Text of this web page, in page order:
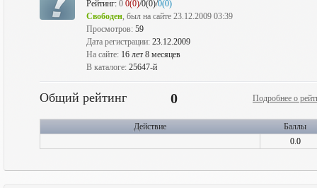
Рейтинг: 0 0(0)/0(0)/0(0)
Свободен, был на сайте 23.12.2009 03:39
Просмотров: 59
Дата регистрации: 23.12.2009
На сайте: 16 лет 8 месяцев
В каталоге: 25647-й
Общий рейтинг 0 Подробнее о
Действие
Баллы
0.0